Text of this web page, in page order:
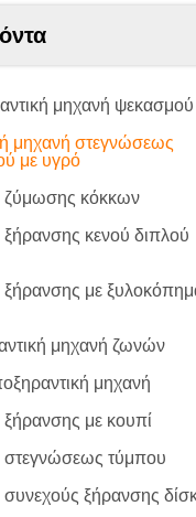
μηχανή ψεκασμού
μηχανή στεγνώσεως
με υγρό
ζύμωσης κόκκων
κενού διπλού
με
μηχανή ζωνών
μηχανή
με κουπί
τύμπου
ξήρανσης